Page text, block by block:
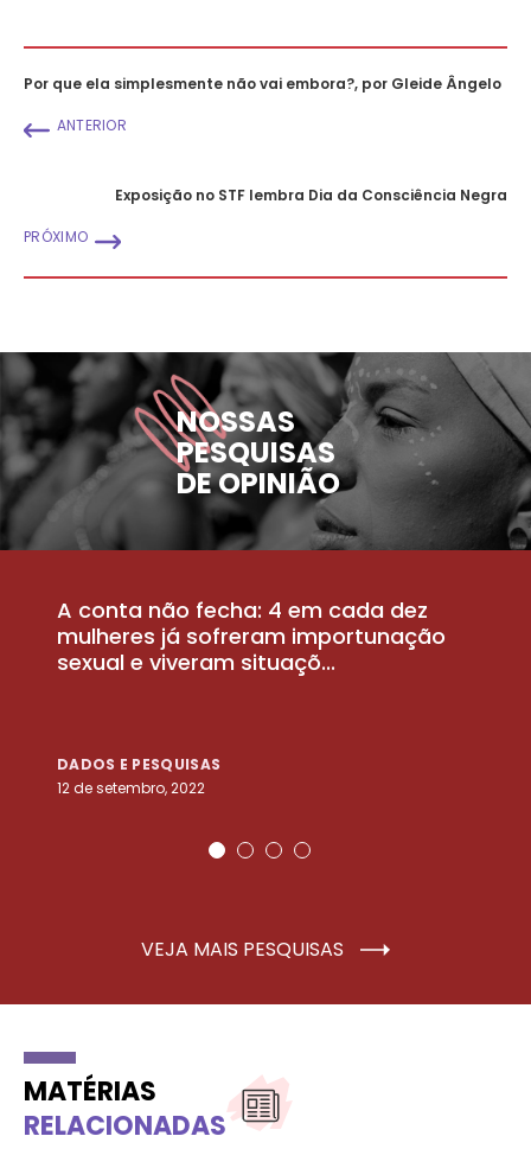
Por que ela simplesmente não vai embora?, por Gleide Ângelo
ANTERIOR
Exposição no STF lembra Dia da Consciência Negra
PRÓXIMO
NOSSAS
PESQUISAS
DE OPINIÃO
A conta não fecha: 4 em cada dez
mulheres já sofreram importunação
sexual e viveram situaçõ...
DADOS E PESQUISAS
12 de setembro, 2022
VEJA MAIS PESQUISAS
MATÉRIAS
RELACIONADAS